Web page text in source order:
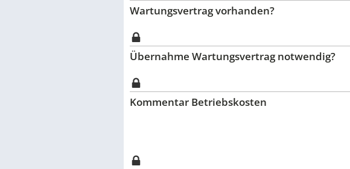
Wartungsvertrag vorhanden?
Übernahme Wartungsvertrag notwendig?
Kommentar Betriebskosten